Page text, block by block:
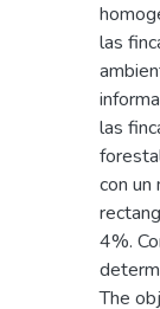
las
las
con
4%.
The